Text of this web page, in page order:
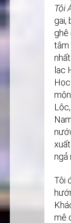
Tội
gai,
ghê
tâm
lạc
Học
ngả
Tôi
mê